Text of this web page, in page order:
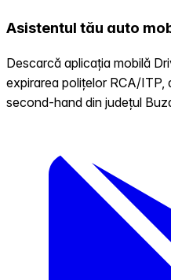
Asistentul tău auto
Descarcă aplicația mobilă
expirarea polițelor RCA/ITP,
second-hand din județul